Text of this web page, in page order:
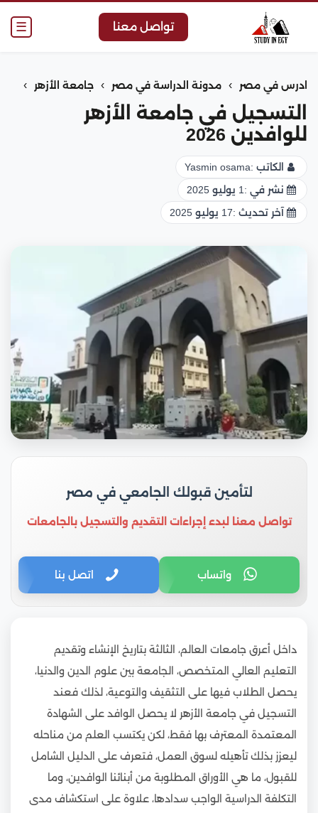
☰ تواصل معنا
ادرس في مصر › مدونة الدراسة في مصر › جامعة الأزهر ›
التسجيل في جامعة الأزهر
للوافدين 2026
الكاتب :Yasmin osama
نشر في : 1 يوليو 2025
آخر تحديث :17 يوليو 2025
لتأمين قبولك الجامعي في مصر
تواصل معنا لبدء إجراءات التقديم والتسجيل بالجامعات
واتساب اتصل بنا
داخل أعرق جامعات العالم، الثالثة بتاريخ الإنشاء وتقديم
التعليم العالي المتخصص، الجامعة بين علوم الدين والدنيا،
يحصل الطلاب فيها على التثقيف والتوعية، لذلك فعند
التسجيل في جامعة الأزهر لا يحصل الوافد على الشهادة
المعتمدة المعترف بها فقط، لكن يكتسب العلم من مناحله
ليعزز بذلك تأهيله لسوق العمل، فتعرف على الدليل الشامل
للقبول، ما هي الأوراق المطلوبة من أبنائنا الوافدين، وما
التكلفة الدراسية الواجب سدادها، علاوة على استكشاف مدى